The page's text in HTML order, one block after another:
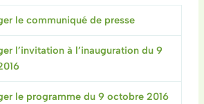
le communiqué de presse
l’invitation à l’inauguration du 9
le programme du 9 octobre 2016